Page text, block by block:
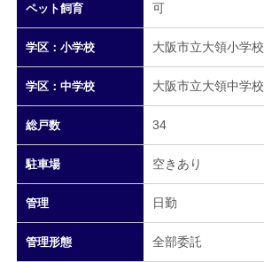
ペット飼育 可
学区：小学校 大阪市立大領小学校
学区：中学校 大阪市立大領中学校
総戸数 34
駐車場 空きあり
管理 日勤
管理形態 全部委託